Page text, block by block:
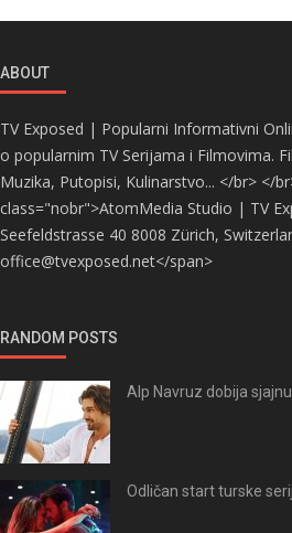
ABOUT
TV Exposed | Popularni Informativni
o popularnim TV Serijama i Filmovima.
Muzika, Putopisi, Kulinarstvo... </br> </
class="nobr">AtomMedia Studio | TV
Seefeldstrasse 40 8008 Zürich,
office@tvexposed.net</span>
RANDOM POSTS
Alp Navruz dobija
Odličan start turske